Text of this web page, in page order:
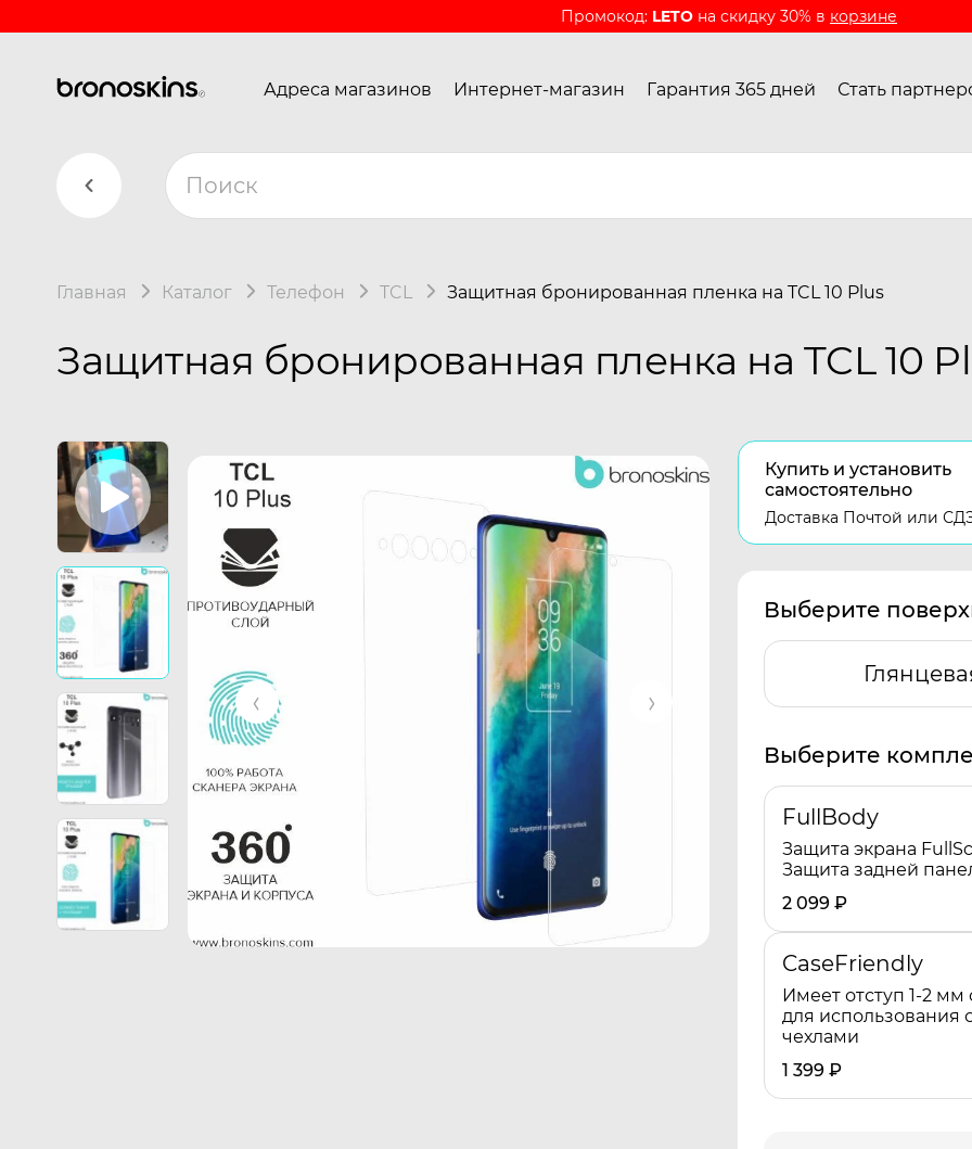
Промокод: LETO на скидку 30% в корзине
Адреса магазинов Интернет-магазин Гарантия 365 дней Стать
Главная Каталог Телефон TCL Защитная бронированная пленка на TCL 10 Plus
Защитная бронированная пленка на TCL 10
Купить и установить
самостоятельно
Доставка Почтой или
Выберите
Выберите
FullBody
Защита экрана
Защита задней
2 099 ₽
CaseFriendly
Имеет отступ 1-2 мм
для использования
чехлами
1 399 ₽